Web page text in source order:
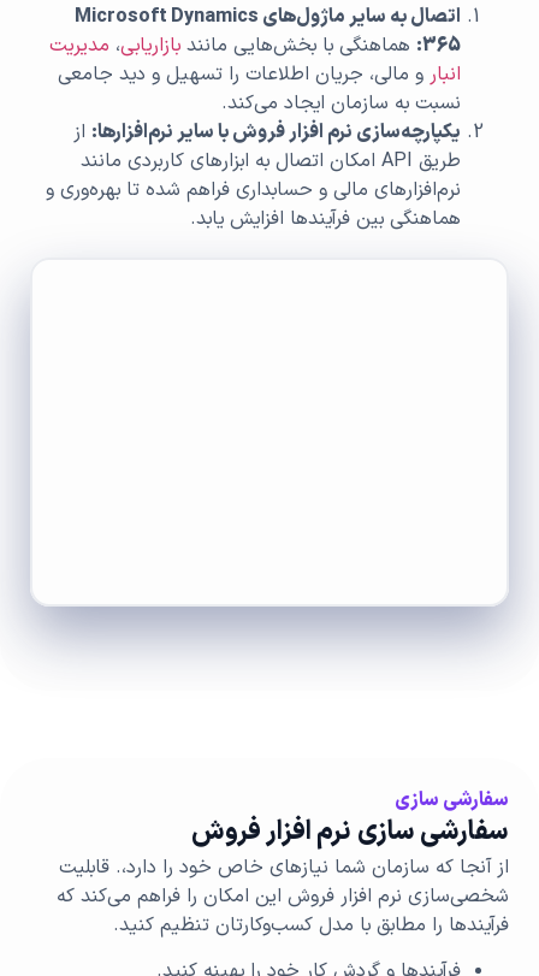
اتصال به سایر ماژول‌های Microsoft Dynamics
365: هماهنگی با بخش‌هایی مانند بازاریابی، مدیریت
انبار و مالی، جریان اطلاعات را تسهیل و دید جامعی
نسبت به سازمان ایجاد می‌کند.
یکپارچه‌سازی نرم افزار فروش با سایر نرم‌افزارها: از
طریق API امکان اتصال به ابزارهای کاربردی مانند
نرم‌افزارهای مالی و حسابداری فراهم شده تا بهره‌وری و
هماهنگی بین فرآیندها افزایش یابد.
سفارشی سازی
سفارشی سازی نرم افزار فروش
از آنجا که سازمان شما نیازهای خاص خود را دارد،. قابلیت
شخصی‌سازی نرم افزار فروش این امکان را فراهم می‌کند که
فرآیندها را مطابق با مدل کسب‌وکارتان تنظیم کنید.